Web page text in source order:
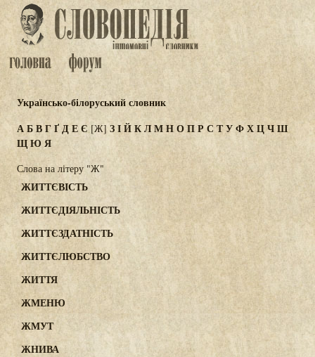
Українсько-білоруський словник
АБВГҐДЕЄ [Ж]ЗІЙКЛМНОПР СТУФХЦЧШ
ЩЮ Я
Слова на літеру "Ж"
ЖИТТЄВІСТЬ
ЖИТТЄДІЯЛЬНІСТЬ
ЖИТТЄЗДАТНІСТЬ
ЖИТТЄЛЮБСТВО
ЖИТТЯ
ЖМЕНЮ
ЖМУТ
ЖНИВА